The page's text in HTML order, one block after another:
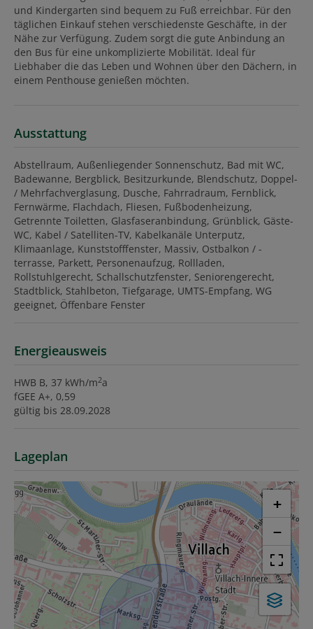
und Kindergarten sind bequem zu Fuß erreichbar. Für den
täglichen Einkauf stehen verschiedenste Geschäfte, in der
Nähe zur Verfügung. Zudem sorgt die gute Anbindung an
den Bus für eine unkomplizierte Mobilität. Ideal für
Liebhaber die das Leben und Wohnen über den Dächern, in
einem Penthouse genießen möchten.
Ausstattung
Abstellraum Außenliegender Sonnenschutz Bad mit WC
Badewanne Bergblick Besitzurkunde Blendschutz Doppel-
/ Mehrfachverglasung Dusche Fahrradraum Fernblick
Fernwärme Flachdach Fliesen Fußbodenheizung
Getrennte Toiletten Glasfaseranbindung Grünblick Gäste-
WC Kabel / Satelliten-TV Kabelkanäle Unterputz
Klimaanlage Kunststofffenster Massiv Ostbalkon / -
terrasse Parkett Personenaufzug Rollladen
Rollstuhlgerecht Schallschutzfenster Seniorengerecht
Stadtblick Stahlbeton Tiefgarage UMTS-Empfang WG
geeignet Öffenbare Fenster
Energieausweis
HWB B, 37 kWh/m2a
fGEE A+, 0,59
gültig bis 28.09.2028
Lageplan
+
−